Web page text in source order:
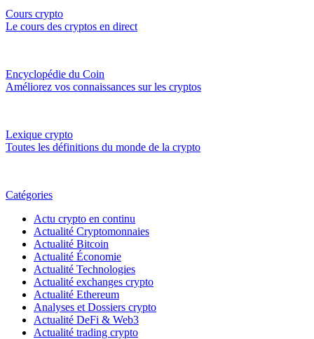
Cours crypto
Le cours des cryptos en direct
Encyclopédie du Coin
Améliorez vos connaissances sur les cryptos
Lexique crypto
Toutes les définitions du monde de la crypto
Catégories
Actu crypto en continu
Actualité Cryptomonnaies
Actualité Bitcoin
Actualité Économie
Actualité Technologies
Actualité exchanges crypto
Actualité Ethereum
Analyses et Dossiers crypto
Actualité DeFi & Web3
Actualité trading crypto